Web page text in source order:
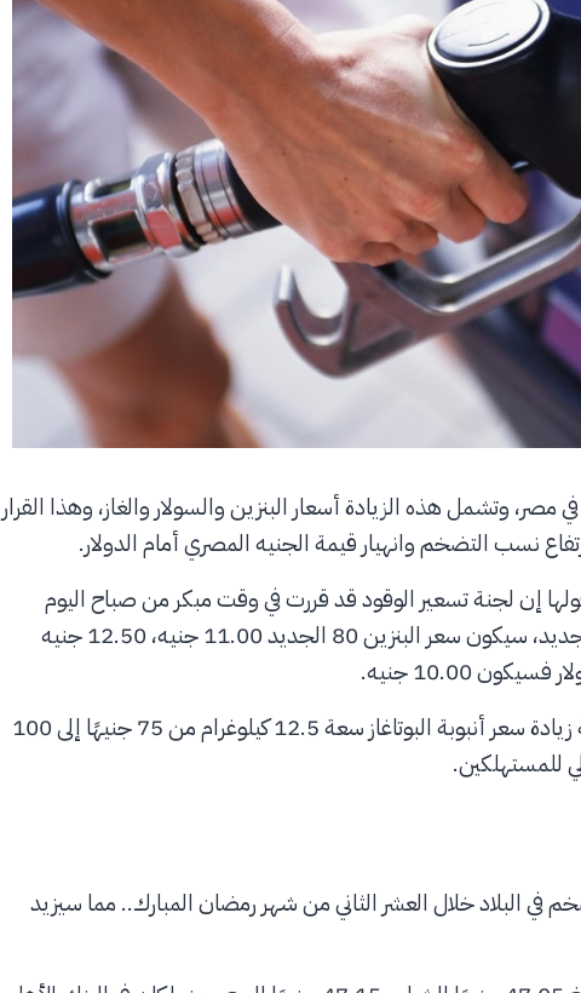
وتشمل هذه الزيادة أسعار البنزين والسولار والغاز، وهذا القرار
نسب التضخم وانهيار قيمة الجنيه المصري أمام الدولار.
إن لجنة تسعير الوقود قد قررت في وقت مبكر من صباح اليوم
الجمعة رفع أسعار الوقود المحلي، وبحسب القرار الجديد، سيكون سعر البنزين 80 الجديد 11.00 جنيه، 12.50 جنيه
بالإضافة إلى ذلك.. قررت لجنة تسعير المواد البترولية زيادة سعر أنبوبة البوتاغاز سعة 12.5 كيلوغرام من 75 جنيهًا إلى 100
للمستهلكين.
في البلاد خلال العشر الثاني من شهر رمضان المبارك.. مما سيزيد